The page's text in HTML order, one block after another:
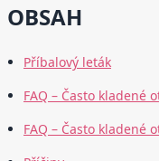
OBSAH
Příbalový leták
FAQ – Často kladené
FAQ – Často kladené